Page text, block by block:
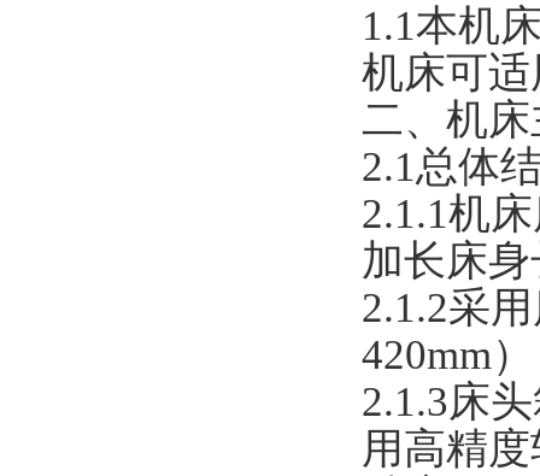
1.1本机
机床可
二、机
2.1总体
2.1.1机
加长床
2.1.2采
420mm
2.1.3床
用高精